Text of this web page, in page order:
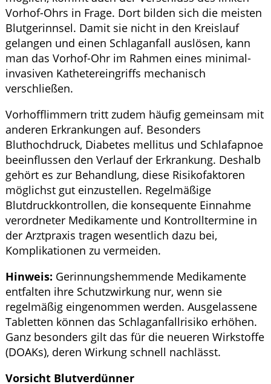
Vorhof-Ohrs in Frage. Dort bilden sich die meisten
Blutgerinnsel. Damit sie nicht in den Kreislauf
gelangen und einen Schlaganfall auslösen, kann
man das Vorhof-Ohr im Rahmen eines minimal-
invasiven Kathetereingriffs mechanisch
verschließen.
Vorhofflimmern tritt zudem häufig gemeinsam mit
anderen Erkrankungen auf. Besonders
Bluthochdruck, Diabetes mellitus und Schlafapnoe
beeinflussen den Verlauf der Erkrankung. Deshalb
gehört es zur Behandlung, diese Risikofaktoren
möglichst gut einzustellen. Regelmäßige
Blutdruckkontrollen, die konsequente Einnahme
verordneter Medikamente und Kontrolltermine in
der Arztpraxis tragen wesentlich dazu bei,
Komplikationen zu vermeiden.
Hinweis: Gerinnungshemmende Medikamente
entfalten ihre Schutzwirkung nur, wenn sie
regelmäßig eingenommen werden. Ausgelassene
Tabletten können das Schlaganfallrisiko erhöhen.
Ganz besonders gilt das für die neueren Wirkstoffe
(DOAKs), deren Wirkung schnell nachlässt.
Vorsicht Blutverdünner